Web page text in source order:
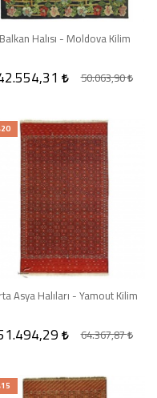
Balkan Halısı - Moldova Kilim
50.063,90
Asya Halıları - Yamout Kilim
64.367,87